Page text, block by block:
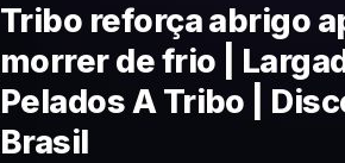
Tribo reforça abrigo
morrer de frio |
Pelados A Tribo |
Brasil